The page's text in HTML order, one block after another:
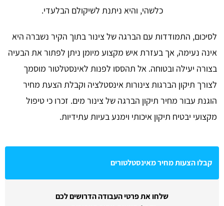
כלשהי, והיא ניתנת לשיקולם הבלעדי.
לסיכום, התמודדות עם הברגה של צינור בתוך הקיר נשברה היא
אינה נעימה, אך בעזרת איש מקצוע מיומן ניתן לפתור את הבעיה
בצורה יעילה ובטוחה. אל תהססו לפנות לאינסטלטור מוסמך
לצורך תיקון הברגות צינורות אינסטלציה וקבלת הצעת מחיר
הוגנת עבור מחיר תיקון הברגה של צינור מים. זכרו כי טיפול
מקצועי יבטיח תיקון איכותי וימנע בעיות עתידיות.
קבלו הצעות מחיר מאינסטלטורים
שלחו את פרטי העבודה הדרושים לכם